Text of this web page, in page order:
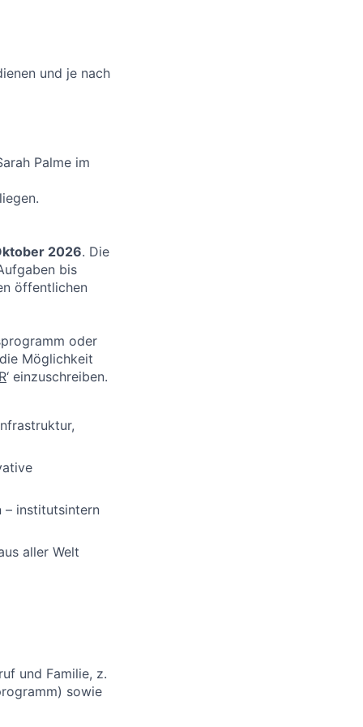
und je nach
Palme im
2026. Die
bis
öffentlichen
oder
Möglichkeit
‘ einzuschreiben.
– institutsintern
aller Welt
und Familie, z.
sowie